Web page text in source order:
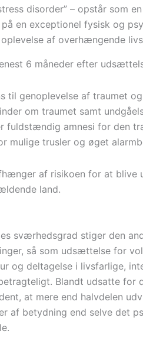
disorder” – opstår som
en exceptionel fysisk og
af overhængende
6 måneder efter
til genoplevelse af traumet
om traumet samt
fuldstændig amnesi for den
mulige trusler og øget
af risikoen for at
land.
sværhedsgrad stiger den
så som udsættelse for
og deltagelse i livsfarlige,
Blandt udsatte for
at mere end halvdelen
af betydning end selve det